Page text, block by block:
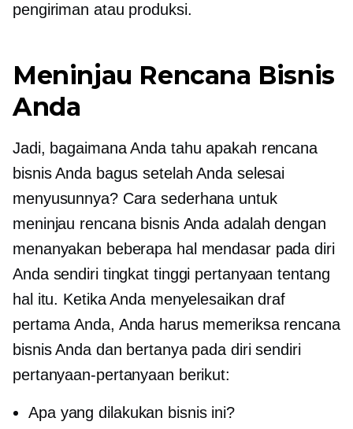
pengiriman atau produksi.
Meninjau Rencana Bisnis
Anda
Jadi, bagaimana Anda tahu apakah rencana
bisnis Anda bagus setelah Anda selesai
menyusunnya? Cara sederhana untuk
meninjau rencana bisnis Anda adalah dengan
menanyakan beberapa hal mendasar pada diri
Anda sendiri tingkat tinggi pertanyaan tentang
hal itu. Ketika Anda menyelesaikan draf
pertama Anda, Anda harus memeriksa rencana
bisnis Anda dan bertanya pada diri sendiri
pertanyaan-pertanyaan berikut:
Apa yang dilakukan bisnis ini?